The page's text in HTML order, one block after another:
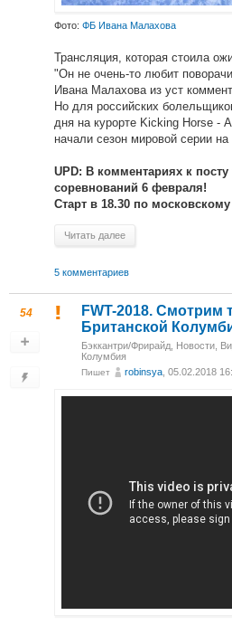
Фото: ФБ Ивана Малахова
Трансляция, которая стоила
"Он не очень-то любит
Ивана Малахова из уст
Но для российских
дня на курорте Kicking Horse -
начали сезон мировой серии на
UPD: В комментариях к
соревнований 6 февраля!
Старт в 18.30 по
Читать далее
5 комментариев
54
FWT-2018. Смотрим
Британской
Бэккантри/Фрирайд Новости
Колумбия
Пишет robinsya , 05.02.2018